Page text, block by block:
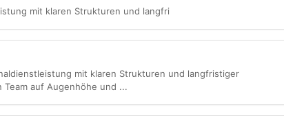
mit klaren Strukturen und langfri
mit klaren Strukturen und langfristiger
auf Augenhöhe und ...